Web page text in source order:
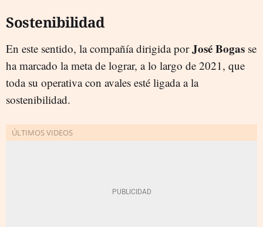
Sostenibilidad
En este sentido, la compañía dirigida porJosé Bogas se
ha marcado la meta de lograr, a lo largo de 2021, que
toda su operativa con avales esté ligada a la
sostenibilidad.